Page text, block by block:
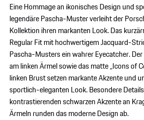
Eine Hommage an ikonisches Design und
legendäre Pascha-Muster verleiht der
Kollektion ihren markanten Look. Das
Regular Fit mit hochwertigem Jacquard-
Pascha-Musters ein wahrer Eyecatcher.
am linken Ärmel sowie das matte „Icons of
linken Brust setzen markante Akzente und
sportlich-eleganten Look. Besondere
kontrastierenden schwarzen Akzente an
Ärmeln runden das moderne Design ab.